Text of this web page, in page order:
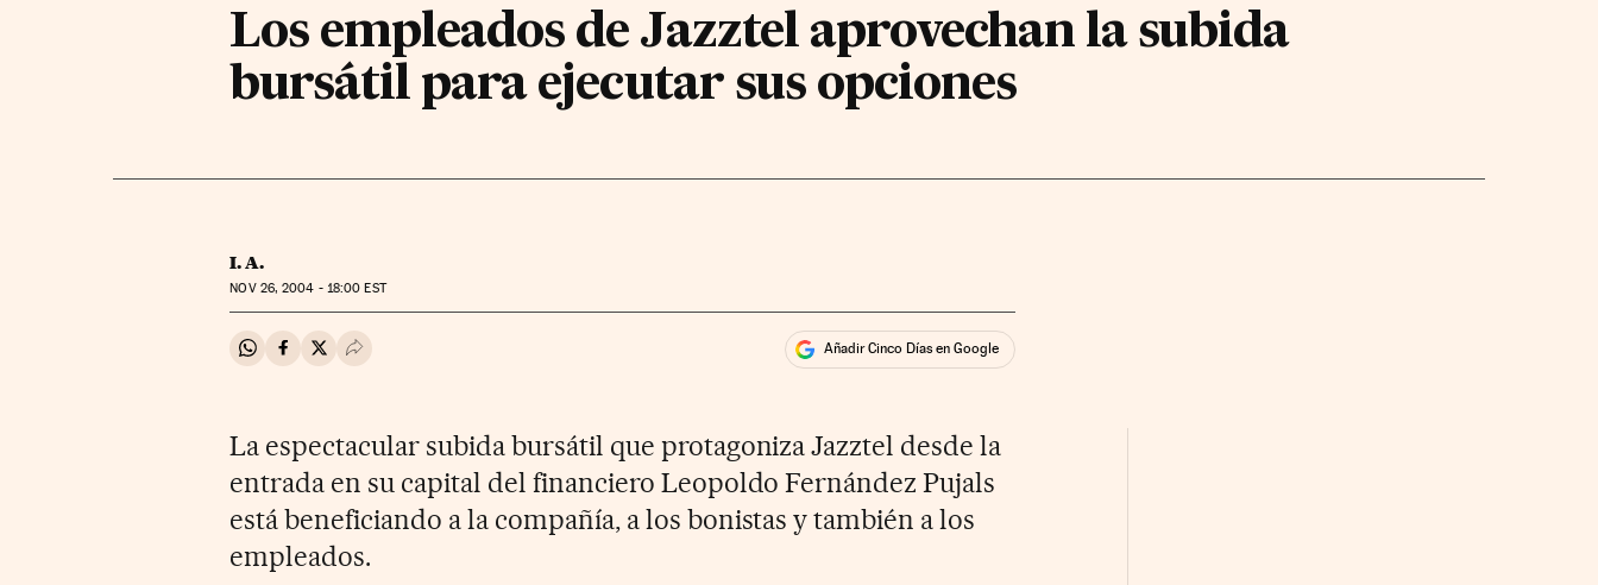
Los empleados de Jazztel aprovechan la subida
bursátil para ejecutar sus opciones
I. A.
NOV26, 2004 - 18:00 EST
Compartir en Whatsapp
Compartir en Facebook
Compartir en Twitter
Desplegar Redes Sociales Añadir Cinco Días en Google
La espectacular subida bursátil que protagoniza Jazztel desde la
entrada en su capital del financiero Leopoldo Fernández Pujals
está beneficiando a la compañía, a los bonistas y también a los
empleados.